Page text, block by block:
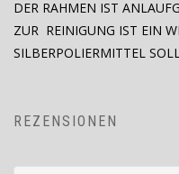
DER RAHMEN IST
ZUR REINIGUNG IST EIN
SILBERPOLIERMITTEL
REZENSIONEN